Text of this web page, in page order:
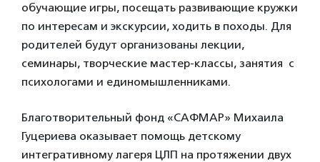
обучающие игры, посещать развивающие кружки
по интересам и экскурсии, ходить в походы. Для
родителей будут организованы лекции,
семинары, творческие мастер-классы, занятия с
психологами и единомышленниками.
Благотворительный фонд «САФМАР» Михаила
Гуцериева оказывает помощь детскому
интегративному лагеря ЦЛП на протяжении двух